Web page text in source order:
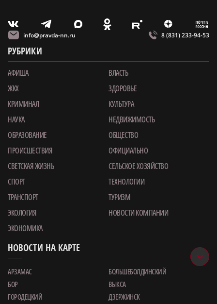
V T X O E Z m
info@pravda-nn.ru 8 (831) 233-94-53
РУБРИКИ
АФИША
ВЛАСТЬ
ЖКХ
ЗДОРОВЬЕ
КРИМИНАЛ
КУЛЬТУРА
НАУКА
НЕДВИЖИМОСТЬ
ОБРАЗОВАНИЕ
ОБЩЕСТВО
ПРОИСШЕСТВИЯ
ОФИЦИАЛЬНО
СВЕТСКАЯ ЖИЗНЬ
СЕЛЬСКОЕ ХОЗЯЙСТВО
СПОРТ
ТЕХНОЛОГИИ
ТРАНСПОРТ
ТУРИЗМ
ЭКОЛОГИЯ
НОВОСТИ КОМПАНИИ
ЭКОНОМИКА
НОВОСТИ НА КАРТЕ
АРЗАМАС
БОЛЬШЕБОЛДИНСКИЙ
БОР
ВЫКСА
ГОРОДЕЦКИЙ
ДЗЕРЖИНСК